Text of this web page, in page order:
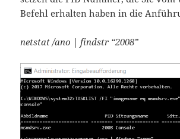
Befehl erhalten haben in die
netstat /ano | findstr “2008”